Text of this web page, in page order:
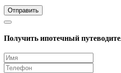
Отправить
Получить ипотечный